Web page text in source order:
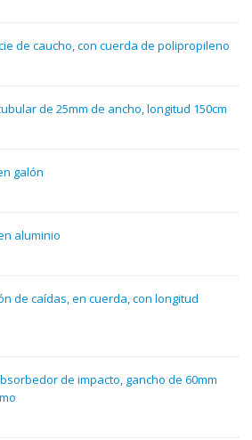
de caucho, con cuerda de polipropileno
de 25mm de ancho, longitud 150cm
galón
aluminio
de caídas, en cuerda, con longitud
de impacto, gancho de 60mm